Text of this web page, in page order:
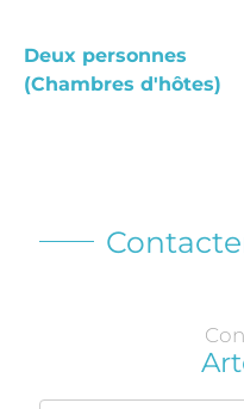
Deux personnes
(Chambres d'hôtes)